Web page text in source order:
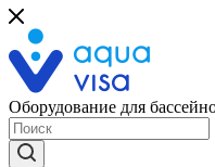
Оборудование для